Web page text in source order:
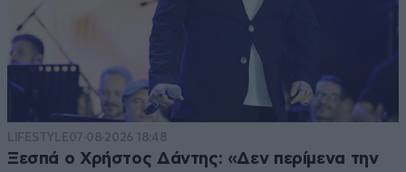
LIFESTYLE07·08·2026 18:48
Ξεσπά ο Χρήστος Δάντης: «Δεν περίμενα την